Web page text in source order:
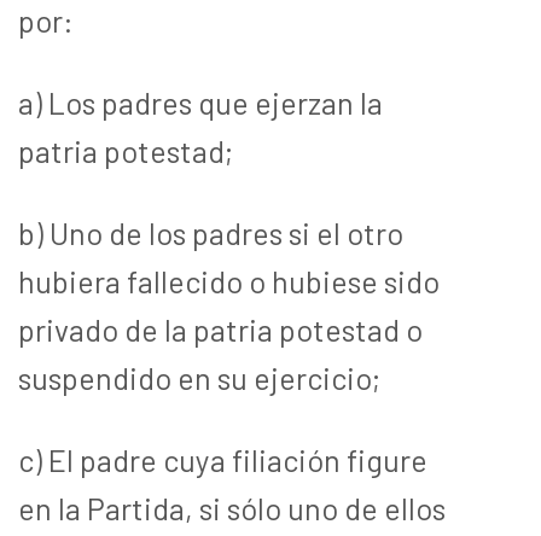
por:
a) Los padres que ejerzan la
patria potestad;
b) Uno de los padres si el otro
hubiera fallecido o hubiese sido
privado de la patria potestad o
suspendido en su ejercicio;
c) El padre cuya filiación figure
en la Partida, si sólo uno de ellos